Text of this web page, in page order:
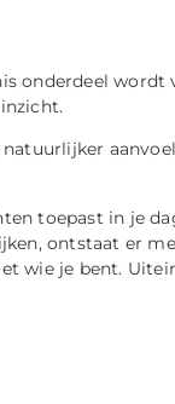
onderdeel wordt
toepast in je
ontstaat er
wie je bent.